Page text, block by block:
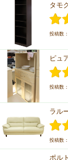
タモ
投稿数
ピュ
投稿数
ラル
投稿数
ポル